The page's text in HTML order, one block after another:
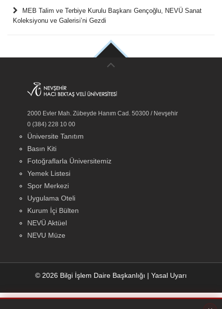
MEB Talim ve Terbiye Kurulu Başkanı Gençoğlu, NEVÜ Sanat
Koleksiyonu ve Galerisi’ni Gezdi
2000 Evler Mah. Zübeyde Hanım Cad. 50300 / Nevşehir
0 (384) 228 10 00
Üniversite Tanıtım
Basın Kiti
Fotoğraflarla Üniversitemiz
Yemek Listesi
Spor Merkezi
Uygulama Oteli
Kurum İçi Bülten
NEVÜ Aktüel
NEVU Müze
© 2026 Bilgi İşlem Daire Başkanlığı | Yasal Uyarı